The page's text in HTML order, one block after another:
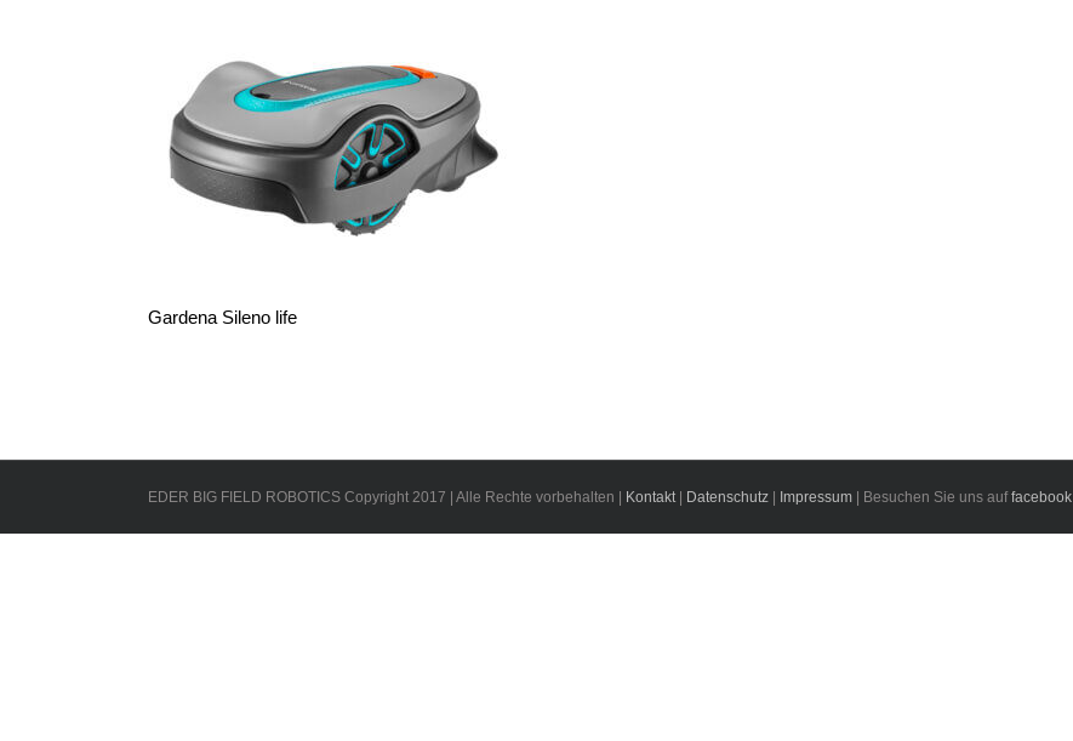
Gardena Sileno life
EDER BIG FIELD ROBOTICS Copyright 2017 | Alle Rechte vorbehalten | Kontakt| Datenschutz Impressum | Besuchen Sie uns auffacebook